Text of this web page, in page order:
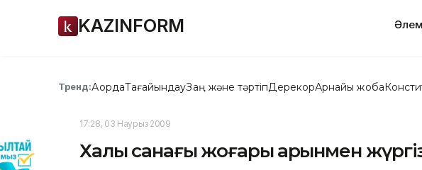
KAZINFORM
Тренд:АқордаТағайындауЗаң және тәртіпДерекқорАрнайы жоба
17:28, 03 Наурыз 2009
Халық санағы жоғары қарқынмен